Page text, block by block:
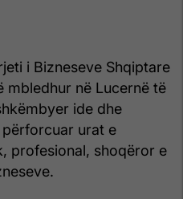
i Bizneseve Shqiptare
mbledhur në Lucernë të
ide dhe
urat e
profesional, shoqëror e